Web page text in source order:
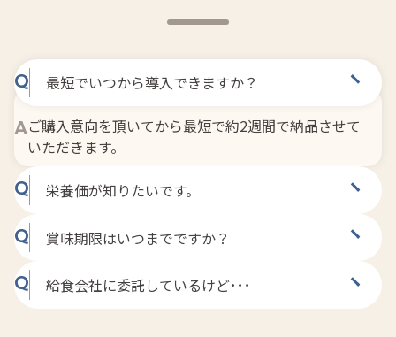
最短でいつから導入できますか？
ご購入意向を頂いてから最短で約2週間で納品させて
いただきます。
栄養価が知りたいです。
・おかず7品（1日分7品のおかず）：1セット約
559kcal
・おかず8品（1日分8品のおかず）：1セット約
633kcal
・おかず9品（1日分9品のおかず）：1セット約
賞味期限はいつまでですか？
Neoきざみ・ソフト・ミキサー食は製造から1年間。
ゼリー粥は製造から１年間、パン粥は製造から２年間
となります。
給食会社に委託しているけど･･･